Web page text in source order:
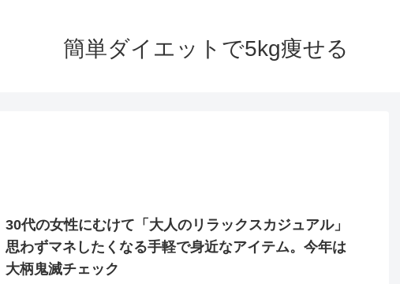
簡単ダイエットで5kg痩せる
30代の女性にむけて「大人のリラックスカジュアル」
思わずマネしたくなる手軽で身近なアイテム。今年は
大柄鬼滅チェック